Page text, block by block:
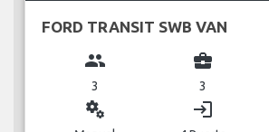
FORD TRANSIT SWB VAN
group
3
business_center
3
miscellaneous_services login